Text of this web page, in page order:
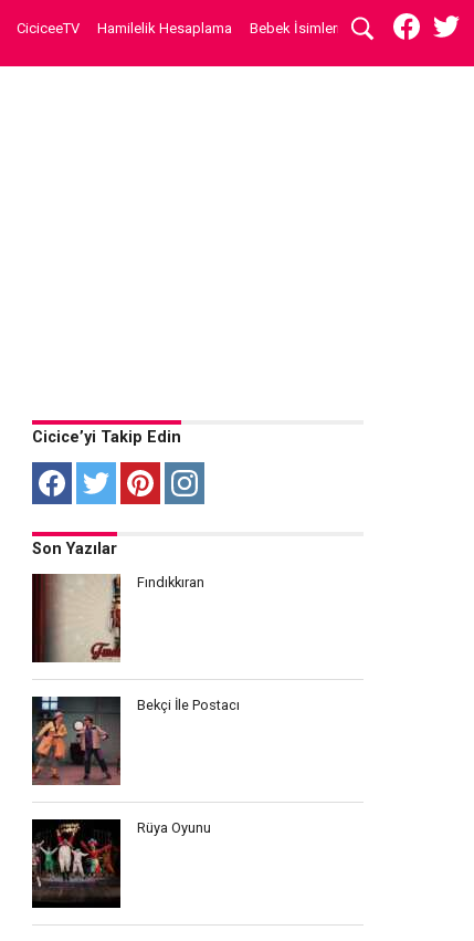
CiciceeTV Hamilelik Hesaplama Bebek İsimleri
Cicice’yi Takip Edin
Son Yazılar
Fındıkkıran
Bekçi İle Postacı
Rüya Oyunu